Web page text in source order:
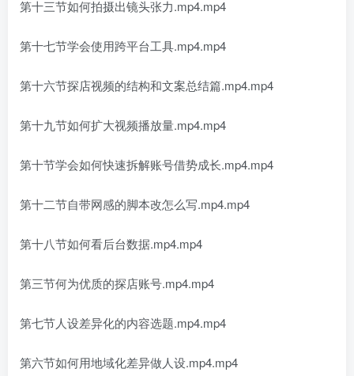
第十三节如何拍摄出镜头张力.mp4.mp4
第十七节学会使用跨平台工具.mp4.mp4
第十六节探店视频的结构和文案总结篇.mp4.mp4
第十九节如何扩大视频播放量.mp4.mp4
第十节学会如何快速拆解账号借势成长.mp4.mp4
第十二节自带网感的脚本改怎么写.mp4.mp4
第十八节如何看后台数据.mp4.mp4
第三节何为优质的探店账号.mp4.mp4
第七节人设差异化的内容选题.mp4.mp4
第六节如何用地域化差异做人设.mp4.mp4